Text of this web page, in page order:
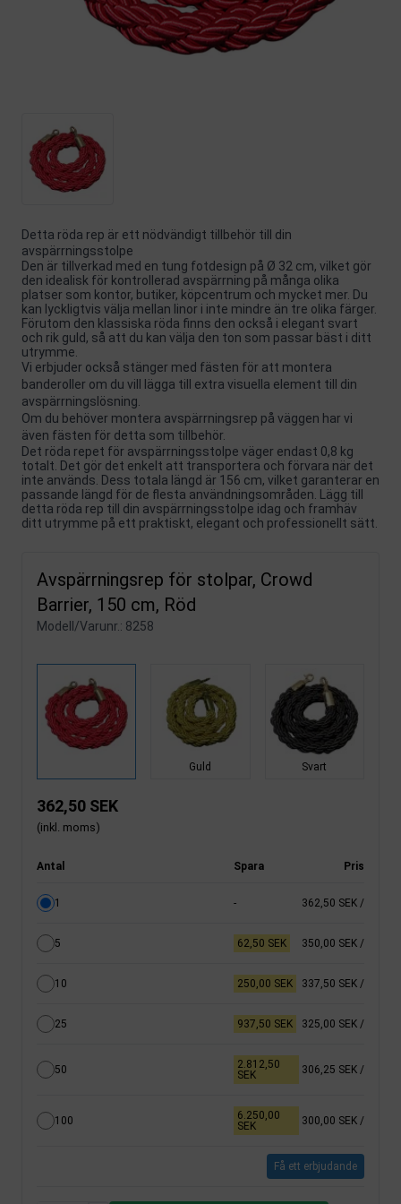
Detta röda rep är ett nödvändigt tillbehör till din
avspärrningsstolpe
Den är tillverkad med en tung fotdesign på Ø 32 cm, vilket gör
den idealisk för kontrollerad avspärrning på många olika
platser som kontor, butiker, köpcentrum och mycket mer. Du
kan lyckligtvis välja mellan linor i inte mindre än tre olika färger.
Förutom den klassiska röda finns den också i elegant svart
och rik guld, så att du kan välja den ton som passar bäst i ditt
utrymme.
Vi erbjuder också stänger med fästen för att montera
banderoller om du vill lägga till extra visuella element till din
avspärrningslösning.
Om du behöver montera avspärrningsrep på väggen har vi
även fästen för detta som tillbehör.
Det röda repet för avspärrningsstolpe väger endast 0,8 kg
totalt. Det gör det enkelt att transportera och förvara när det
inte används. Dess totala längd är 156 cm, vilket garanterar en
passande längd för de flesta användningsområden. Lägg till
detta röda rep till din avspärrningsstolpe idag och framhäv
ditt utrymme på ett praktiskt, elegant och professionellt sätt.
Avspärrningsrep för stolpar, Crowd
Barrier, 150 cm, Röd
Modell/Varunr.: 8258
Guld Svart
362,50 SEK
(inkl. moms)
Antal Spara Pris
1 - 362,50 SEK /
5 62,50 SEK 350,00 SEK /
10 250,00 SEK 337,50 SEK /
25 937,50 SEK 325,00 SEK /
50
2.812,50
SEK
306,25 SEK /
100
6.250,00
SEK
300,00 SEK /
Få ett erbjudande